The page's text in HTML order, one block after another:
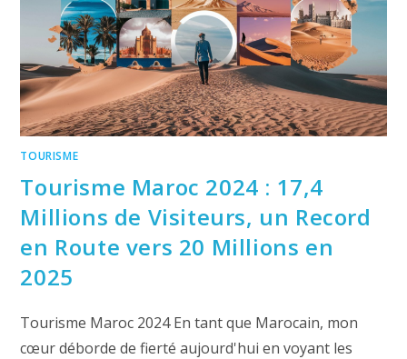
TOURISME
Tourisme Maroc 2024 : 17,4
Millions de Visiteurs, un Record
en Route vers 20 Millions en
2025
Tourisme Maroc 2024 En tant que Marocain, mon
cœur déborde de fierté aujourd'hui en voyant les